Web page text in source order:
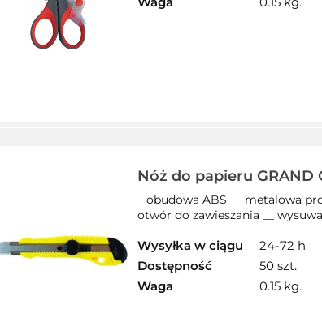
Nóż do papieru GRAND
prowadnica GRAND
_ obudowa ABS __ metalowa
otwór do zawieszania __
Wysyłka w ciągu
24-72 h
Dostępność
50 szt.
Waga
0.15 kg.